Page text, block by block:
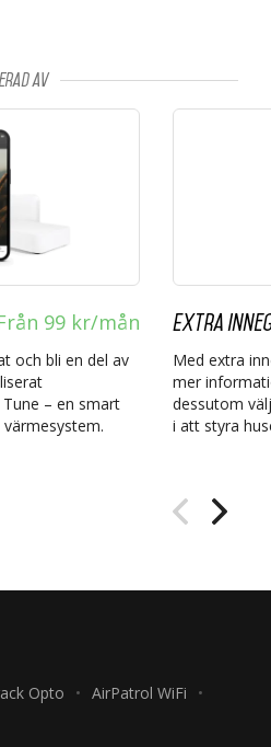
av
99 kr/mån
och bli en del av
– en smart
Extra
Med extra
mer
dessutom
i att styra
Opto
AirPatrol WiFi